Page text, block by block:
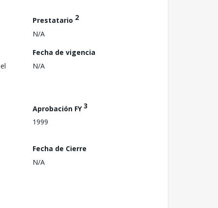
Prestatario 2
N/A
Fecha de vigencia
N/A
Aprobación FY3
1999
Fecha de Cierre
N/A